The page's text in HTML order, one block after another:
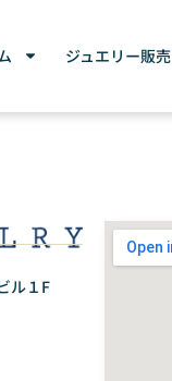
ジュエリー販売
ル１F